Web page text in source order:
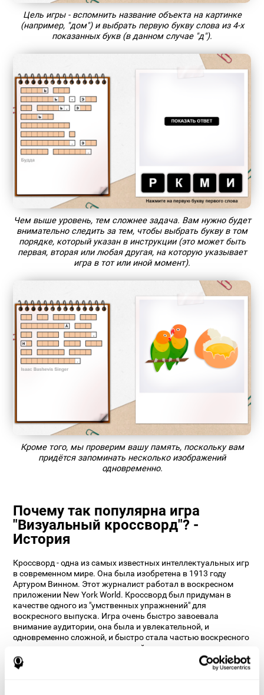
Цель игры - вспомнить название объекта на картинке
(например, "дом") и выбрать первую букву слова из 4-х
показанных букв (в данном случае "д").
Чем выше уровень, тем сложнее задача. Вам нужно будет
внимательно следить за тем, чтобы выбрать букву в том
порядке, который указан в инструкции (это может быть
первая, вторая или любая другая, на которую указывает
игра в тот или иной момент).
Кроме того, мы проверим вашу память, поскольку вам
придётся запоминать несколько изображений
одновременно.
Почему так популярна игра
"Визуальный кроссворд"? -
История
Кроссворд - одна из самых известных интеллектуальных игр
в современном мире. Она была изобретена в 1913 году
Артуром Винном. Этот журналист работал в воскресном
приложении New York World. Кроссворд был придуман в
качестве одного из "умственных упражнений" для
воскресного выпуска. Игра очень быстро завоевала
внимание аудитории, она была и увлекательной, и
одновременно сложной, и быстро стала частью воскресного
времяпрепровождения читателей.
На сегодняшний день созданы тысячи версий этой игры, и